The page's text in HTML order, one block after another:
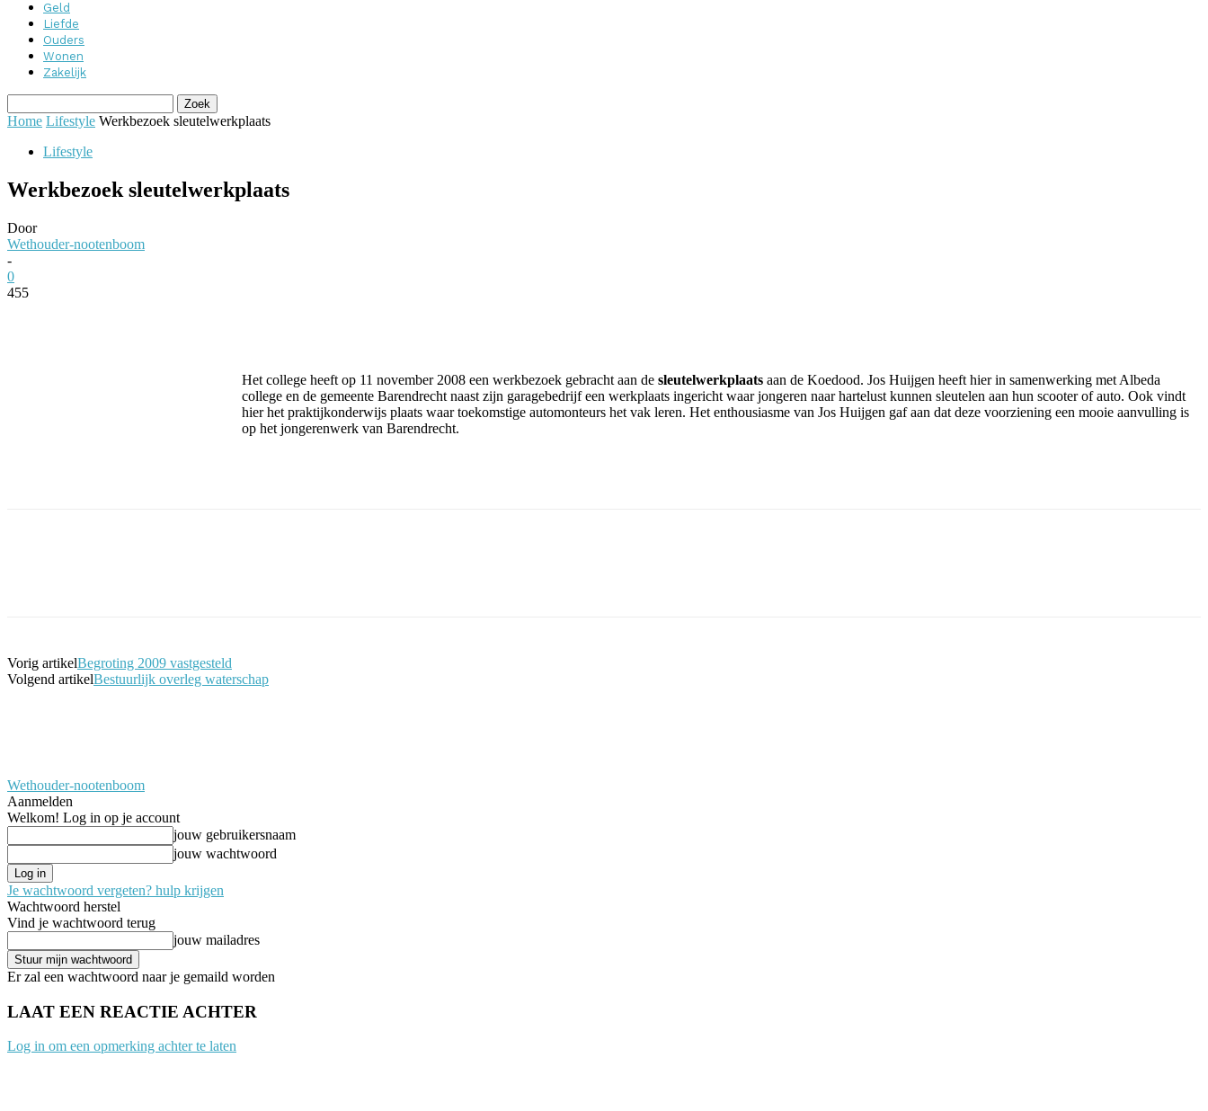
Geld
Liefde
Ouders
Wonen
Zakelijk
Home Lifestyle Werkbezoek sleutelwerkplaats
Lifestyle
Werkbezoek sleutelwerkplaats
Door
Wethouder-nootenboom
-
0
455
Het college heeft op 11 november 2008 een werkbezoek gebracht aan de sleutelwerkplaats aan de Koedood. Jos Huijgen heeft hier in samenwerking met Albeda
college en de gemeente Barendrecht naast zijn garagebedrijf een werkplaats ingericht waar jongeren naar hartelust kunnen sleutelen aan hun scooter of auto. Ook vindt
hier het praktijkonderwijs plaats waar toekomstige automonteurs het vak leren. Het enthousiasme van Jos Huijgen gaf aan dat deze voorziening een mooie aanvulling is
op het jongerenwerk van Barendrecht.
Vorig artikelBegroting 2009 vastgesteld
Volgend artikelBestuurlijk overleg waterschap
Wethouder-nootenboom
Aanmelden
Welkom! Log in op je account
jouw gebruikersnaam
jouw wachtwoord
Je wachtwoord vergeten? hulp krijgen
Wachtwoord herstel
Vind je wachtwoord terug
jouw mailadres
Er zal een wachtwoord naar je gemaild worden
LAAT EEN REACTIE ACHTER
Log in om een opmerking achter te laten